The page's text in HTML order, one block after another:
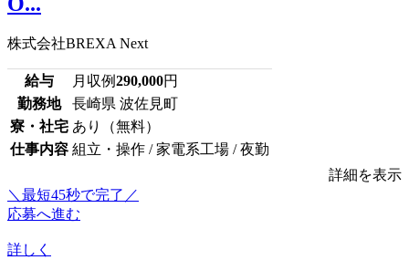
株式会社BREXA Next
給与 月収例290,000円
勤務地
長崎県 波佐見町
寮・社宅 あり（無料）
仕事内容 組立・操作 / 家電系工場 / 夜勤
詳細を表示
＼最短45秒で完了／
応募へ進む
詳しく